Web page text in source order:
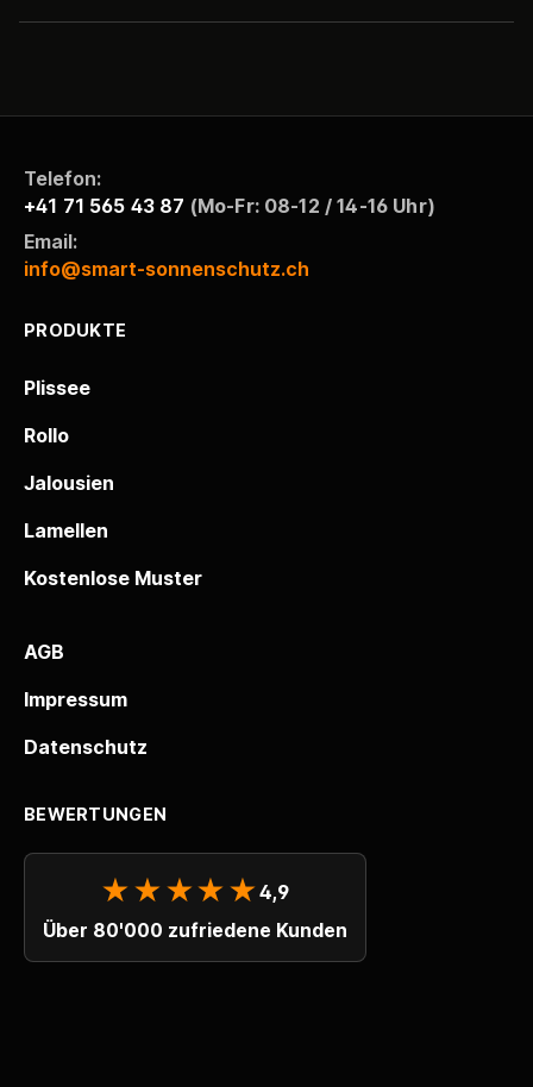
Telefon:
+41 71 565 43 87 (Mo-Fr: 08-12 / 14-16 Uhr)
Email:
info@smart-sonnenschutz.ch
PRODUKTE
Plissee
Rollo
Jalousien
Lamellen
Kostenlose Muster
AGB
Impressum
Datenschutz
BEWERTUNGEN
★★★★★4,9
Über 80'000 zufriedene Kunden